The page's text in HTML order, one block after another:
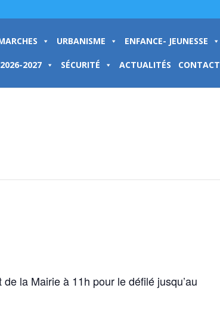
URBANISME ENFANCE- JEUNESSE
2027 SÉCURITÉ ACTUALITÉS CONTACT
la Mairie à 11h pour le défilé jusqu’au